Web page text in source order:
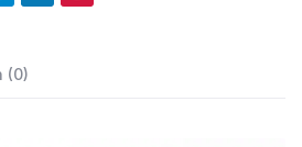
(0)